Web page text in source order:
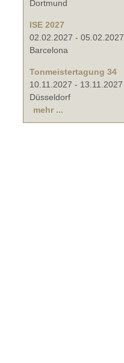
Dortmund
ISE 2027
02.02.2027 - 05.02.2027
Barcelona
Tonmeistertagung 34
10.11.2027 - 13.11.2027
Düsseldorf
mehr ...